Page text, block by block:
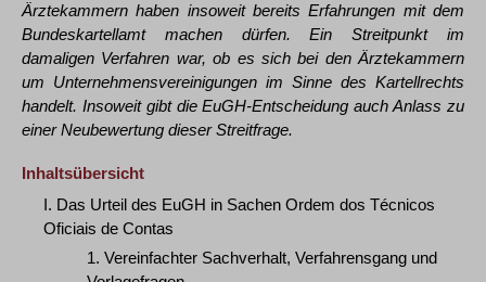
Ärztekammern haben insoweit bereits Erfahrungen mit dem
Bundeskartellamt machen dürfen. Ein Streitpunkt im
damaligen Verfahren war, ob es sich bei den Ärztekammern
um Unternehmensvereinigungen im Sinne des Kartellrechts
handelt. Insoweit gibt die EuGH-Entscheidung auch Anlass zu
einer Neubewertung dieser Streitfrage.
Inhaltsübersicht
I. Das Urteil des EuGH in Sachen Ordem dos Técnicos
Oficiais de Contas
1. Vereinfachter Sachverhalt, Verfahrensgang und